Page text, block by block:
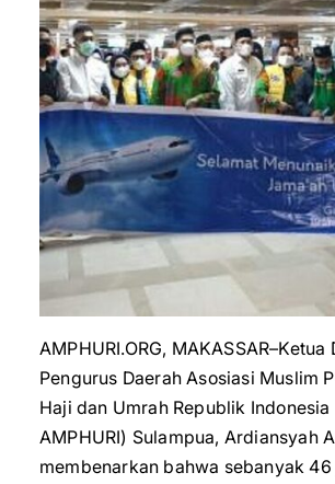
AMPHURI.ORG, MAKASSAR–Ketua
Pengurus Daerah Asosiasi Muslim
Haji dan Umrah Republik Indonesia
AMPHURI) Sulampua, Ardiansyah
membenarkan bahwa sebanyak